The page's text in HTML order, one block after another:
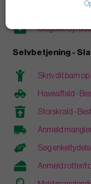
Slagelse
Selvbetjening -
Skriv dit barn
Haveaffald -
Storskrald -
Anmeld
Søg
Anmeld rotter/